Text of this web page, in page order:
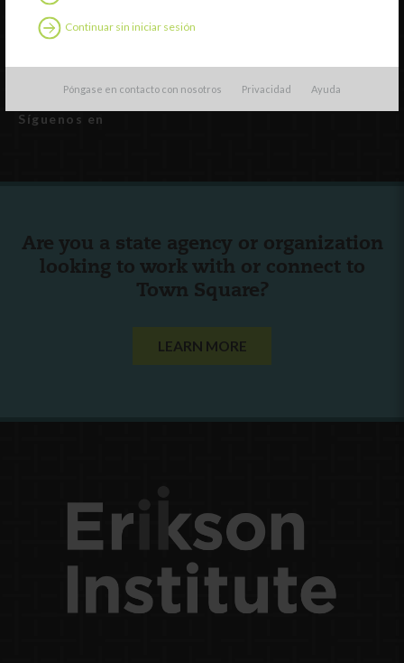
Continuar sin iniciar sesión
Póngase en contacto con nosotros Privacidad Ayuda
Recursos externos
English(Inglés)
Síguenos en
Are you a state agency or organization
looking to work with or connect to
Town Square?
LEARN MORE